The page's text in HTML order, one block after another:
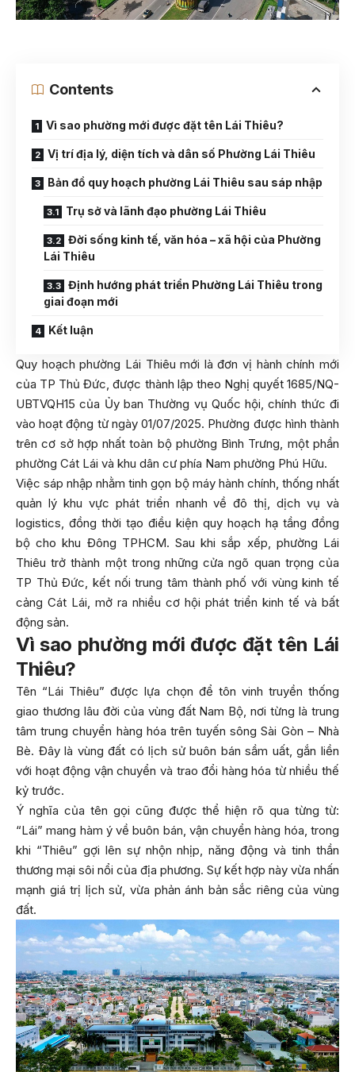
Contents
Vì sao phường mới được đặt tên Lái Thiêu?
Vị trí địa lý, diện tích và dân số Phường Lái Thiêu
Bản đồ quy hoạch phường Lái Thiêu sau sáp nhập
Trụ sở và lãnh đạo phường Lái Thiêu
Đời sống kinh tế, văn hóa – xã hội của Phường
Lái Thiêu
Định hướng phát triển Phường Lái Thiêu trong
giai đoạn mới
Kết luận
Quy hoạch phường Lái Thiêu mới là đơn vị hành chính mới
của TP Thủ Đức, được thành lập theo Nghị quyết 1685/NQ-
UBTVQH15 của Ủy ban Thường vụ Quốc hội, chính thức đi
vào hoạt động từ ngày 01/07/2025. Phường được hình thành
trên cơ sở hợp nhất toàn bộ phường Bình Trưng, một phần
phường Cát Lái và khu dân cư phía Nam phường Phú Hữu.
Việc sáp nhập nhằm tinh gọn bộ máy hành chính, thống nhất
quản lý khu vực phát triển nhanh về đô thị, dịch vụ và
logistics, đồng thời tạo điều kiện quy hoạch hạ tầng đồng
bộ cho khu Đông TPHCM. Sau khi sắp xếp, phường Lái
Thiêu trở thành một trong những cửa ngõ quan trọng của
TP Thủ Đức, kết nối trung tâm thành phố với vùng kinh tế
cảng Cát Lái, mở ra nhiều cơ hội phát triển kinh tế và bất
động sản.
Vì sao phường mới được đặt tên Lái
Thiêu?
Tên “Lái Thiêu” được lựa chọn để tôn vinh truyền thống
giao thương lâu đời của vùng đất Nam Bộ, nơi từng là trung
tâm trung chuyển hàng hóa trên tuyến sông Sài Gòn – Nhà
Bè. Đây là vùng đất có lịch sử buôn bán sầm uất, gắn liền
với hoạt động vận chuyển và trao đổi hàng hóa từ nhiều thế
kỷ trước.
Ý nghĩa của tên gọi cũng được thể hiện rõ qua từng từ:
“Lái” mang hàm ý về buôn bán, vận chuyển hàng hóa, trong
khi “Thiêu” gợi lên sự nhộn nhịp, năng động và tinh thần
thương mại sôi nổi của địa phương. Sự kết hợp này vừa nhấn
mạnh giá trị lịch sử, vừa phản ánh bản sắc riêng của vùng
đất.